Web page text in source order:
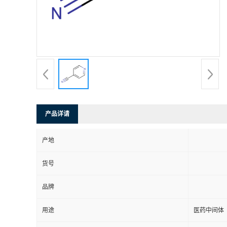
产品详请
产地
货号
品牌
用途 医药中间体